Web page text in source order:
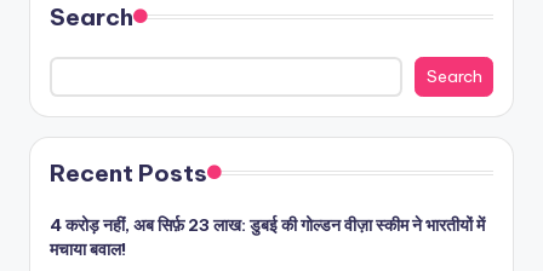
Search
Search
Recent Posts
4 करोड़ नहीं, अब सिर्फ़ 23 लाख: डुबई की गोल्डन वीज़ा स्कीम ने भारतीयों में
मचाया बवाल!